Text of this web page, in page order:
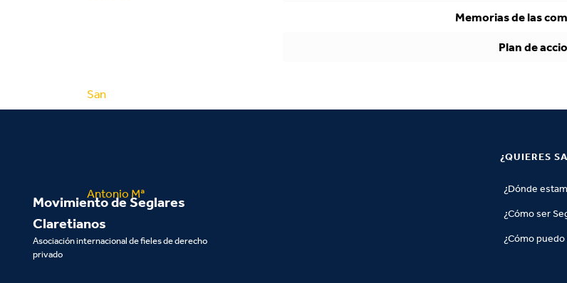
Memorias de las
Plan de
Movimiento de Seglares
Claretianos
Asociación internacional de fieles de derecho
privado
¿QUIERES
¿Dónde
¿Cómo ser
¿Cómo